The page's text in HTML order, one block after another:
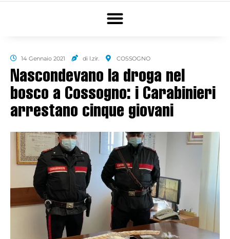
14 Gennaio 2021 di l.zir. COSSOGNO
Nascondevano la droga nel
bosco a Cossogno: i Carabinieri
arrestano cinque giovani